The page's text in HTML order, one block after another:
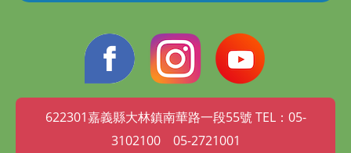
622301嘉義縣大林鎮南華路一段55號 TEL：05-
3102100 05-2721001